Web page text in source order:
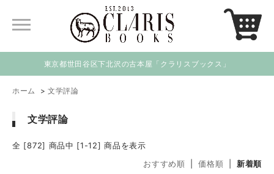
東京都世田谷区下北沢の古本屋「クラリスブックス」
ホーム > 文学評論
文学評論
全 [872] 商品中 [1-12] 商品を表示
おすすめ順
価格順 新着順